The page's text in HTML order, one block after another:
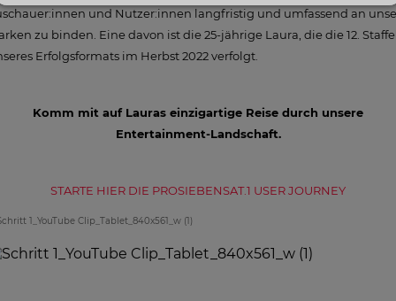
und Nutzer:innen langfristig und umfassend an
zu binden. Eine davon ist die 25-jährige Laura, die die 12.
Erfolgsformats im Herbst 2022 verfolgt.
Komm mit auf Lauras einzigartige Reise durch unsere
Entertainment-Landschaft.
STARTE HIER DIE PROSIEBENSAT.1 USER JOURNEY
1_YouTube Clip_Tablet_840x561_w (1)